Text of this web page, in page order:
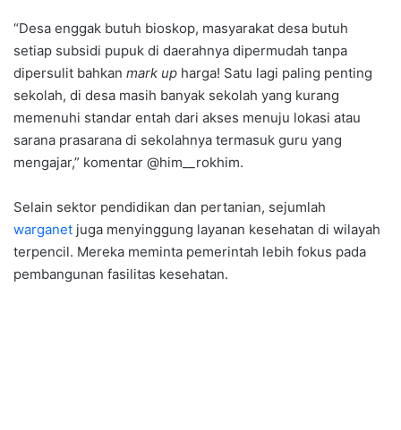
“Desa enggak butuh bioskop, masyarakat desa butuh
setiap subsidi pupuk di daerahnya dipermudah tanpa
dipersulit bahkan mark up harga! Satu lagi paling penting
sekolah, di desa masih banyak sekolah yang kurang
memenuhi standar entah dari akses menuju lokasi atau
sarana prasarana di sekolahnya termasuk guru yang
mengajar,” komentar @him__rokhim.
Selain sektor pendidikan dan pertanian, sejumlah
warganet juga menyinggung layanan kesehatan di wilayah
terpencil. Mereka meminta pemerintah lebih fokus pada
pembangunan fasilitas kesehatan.